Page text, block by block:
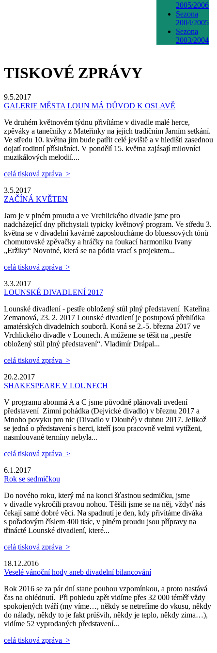
2005/2006
Sezona
2004/2005
Sezona
2003/2004
TISKOVÉ ZPRÁVY
9.5.2017
GALERIE MĚSTA LOUN MÁ DŮVOD K OSLAVĚ
Ve druhém květnovém týdnu přivítáme v divadle malé herce,
zpěváky a tanečníky z Mateřinky na jejich tradičním Jarním setkání.
Ve středu 10. května jim bude patřit celé jeviště a v hledišti zasednou
dojatí rodinní příslušníci. V pondělí 15. května zajásají milovníci
muzikálových melodií....
celá tisková zpráva >
3.5.2017
ZAČÍNÁ KVĚTEN
Jaro je v plném proudu a ve Vrchlického divadle jsme pro
nadcházející dny přichystali typicky květnový program. Ve středu 3.
května se v divadelní kavárně zaposloucháme do bluessových tónů
chomutovské zpěvačky a hráčky na foukací harmoniku Ivany
„Eržiky“ Novotné, která se na pódia vrací s projektem...
celá tisková zpráva >
3.3.2017
LOUNSKÉ DIVADLENÍ 2017
Lounské divadlení - pestře obložený stůl plný představení Kateřina
Zemanová, 23. 2. 2017 Lounské divadlení je postupová přehlídka
amatérských divadelních souborů. Koná se 2.-5. března 2017 ve
Vrchlického divadle v Lounech. A můžeme se těšit na „pestře
obložený stůl plný představení“. Vladimír Drápal...
celá tisková zpráva >
20.2.2017
SHAKESPEARE V LOUNECH
V programu abonmá A a C jsme původně plánovali uvedení
představení Zimní pohádka (Dejvické divadlo) v březnu 2017 a
Mnoho povyku pro nic (Divadlo v Dlouhé) v dubnu 2017. Jelikož
se jedná o představení s herci, kteří jsou pracovně velmi vytíženi,
nasmlouvané termíny nebyla...
celá tisková zpráva >
6.1.2017
Rok se sedmičkou
Do nového roku, který má na konci šťastnou sedmičku, jsme
v divadle vykročili pravou nohou. Těšili jsme se na něj, vždyť nás
čekají samé dobré věci. Na spadnutí je den, kdy přivítáme diváka
s pořadovým číslem 400 tisíc, v plném proudu jsou přípravy na
třinácté Lounské divadlení, které...
celá tisková zpráva >
18.12.2016
Veselé vánoční hody aneb divadelní bilancování
Rok 2016 se za pár dní stane pouhou vzpomínkou, a proto nastává
čas na ohlédnutí. Při pohledu zpět vidíme přes 32 000 téměř vždy
spokojených tváří (my víme…, někdy se netrefíme do vkusu, někdy
do nálady, někdy to je fakt průšvih, někdy je teplo, někdy zima…),
vidíme 52 vyprodaných představení...
celá tisková zpráva >